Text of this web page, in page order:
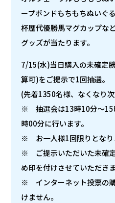
ープボンドもちもちぬいぐ
杯歴代優勝馬マグカップな
グッズが当たります。
7/15(水)当日購入の未確定
算可)をご提示で1回抽選。
(先着1350名様、なくなり
※ 抽選会は13時10分～15
時00分に行います。
※ お一人様1回限りとなり
※ ご提示いただいた未確
め印を付けさせていただきま
※ インターネット投票の
けません。